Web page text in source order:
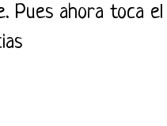
Pues ahora toca